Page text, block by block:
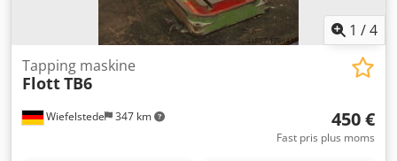
1 /4
Wiefelstede 347 km
Tapping maskine
FlottTB6
450 €
Fast pris plus moms